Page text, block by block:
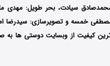
سیادت، بحر طویل: مهدی
خمسه و تصویرسازی: سیدرضا
کیفیت از وبسایت دوستی ها به